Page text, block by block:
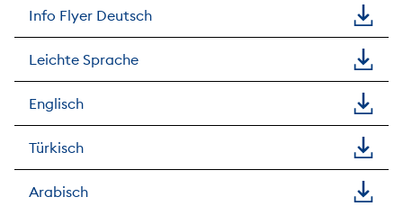
Info Flyer Deutsch
Leichte Sprache
Englisch
Türkisch
Arabisch